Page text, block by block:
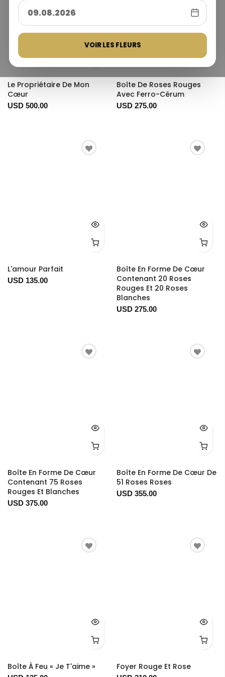
VOIR LES FLEURS
Le Propriétaire De Mon
Cœur
USD 500.00
Boîte De Roses Rouges
Avec Ferro-Cérum
USD 275.00
L'amour Parfait
USD 135.00
Boîte En Forme De Cœur
Contenant 20 Roses
Rouges Et 20 Roses
Blanches
USD 275.00
Boîte En Forme De Cœur
Contenant 75 Roses
Rouges Et Blanches
USD 375.00
Boîte En Forme De Cœur De
51 Roses Roses
USD 355.00
Boîte À Feu « Je T'aime » Foyer Rouge Et Rose